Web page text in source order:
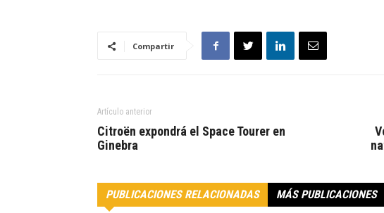
Compartir
Artículo anterior
Citroën expondrá el Space Tourer en
Ginebra
PUBLICACIONES RELACIONADAS MÁS PUBLICACIONES